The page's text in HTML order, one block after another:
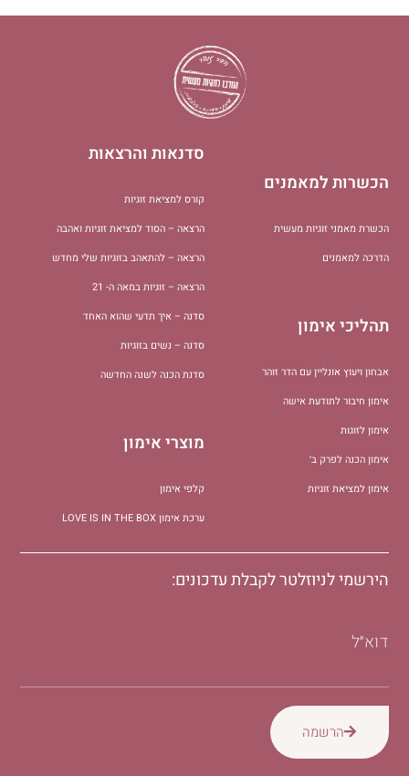
הכשרות למאמנים
הכשרת מאמני זוגיות מעשית
הדרכה למאמנים
תהליכי אימון
אבחון ויעוץ אונליין עם הדר זוהר
אימון חיבור לתודעת אישה
אימון לזוגות
אימון הכנה לפרק ב׳
אימון למציאת זוגיות
סדנאות והרצאות
קורס למציאת זוגיות
הרצאה – הסוד למציאת זוגיות ואהבה
הרצאה – להתאהב בזוגיות שלי מחדש
הרצאה – זוגיות במאה ה- 21
סדנה – איך תדעי שהוא האחד
סדנה – נשים בזוגיות
סדנת הכנה לשנה החדשה
מוצרי אימון
קלפי אימון
ערכת אימון LOVE IS IN THE BOX
הירשמי לניוזלטר לקבלת עדכונים:
דוא״ל
הרשמה